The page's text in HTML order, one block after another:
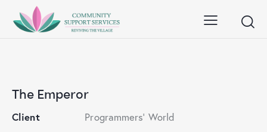
The Emperor
Client
Programmers' World